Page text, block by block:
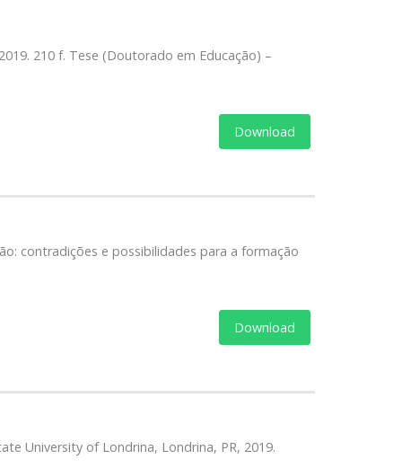
210 f. Tese (Doutorado em Educação) –
Download
contradições e possibilidades para a formação
Download
University of Londrina, Londrina, PR, 2019.